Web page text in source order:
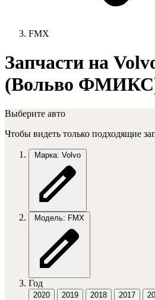
FMX
Запчасти на
(Вольво
Выберите авто
Чтобы видеть только подходящие
Марка: Volvo
Модель: FMX
Год
2020 2019 2018 2017